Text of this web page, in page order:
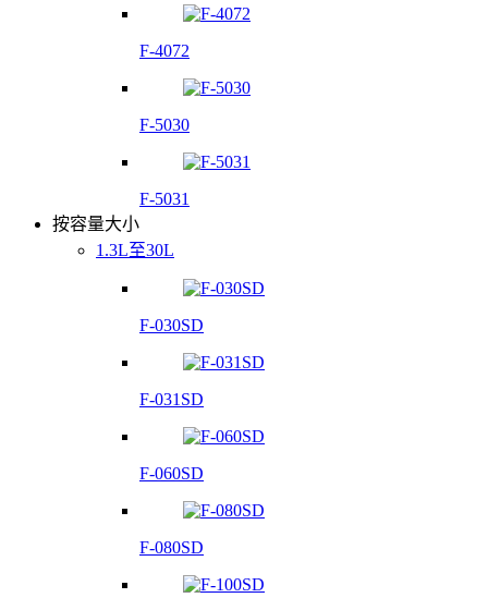
F-4072
F-5030
F-5031
按容量大小
1.3L至30L
F-030SD
F-031SD
F-060SD
F-080SD